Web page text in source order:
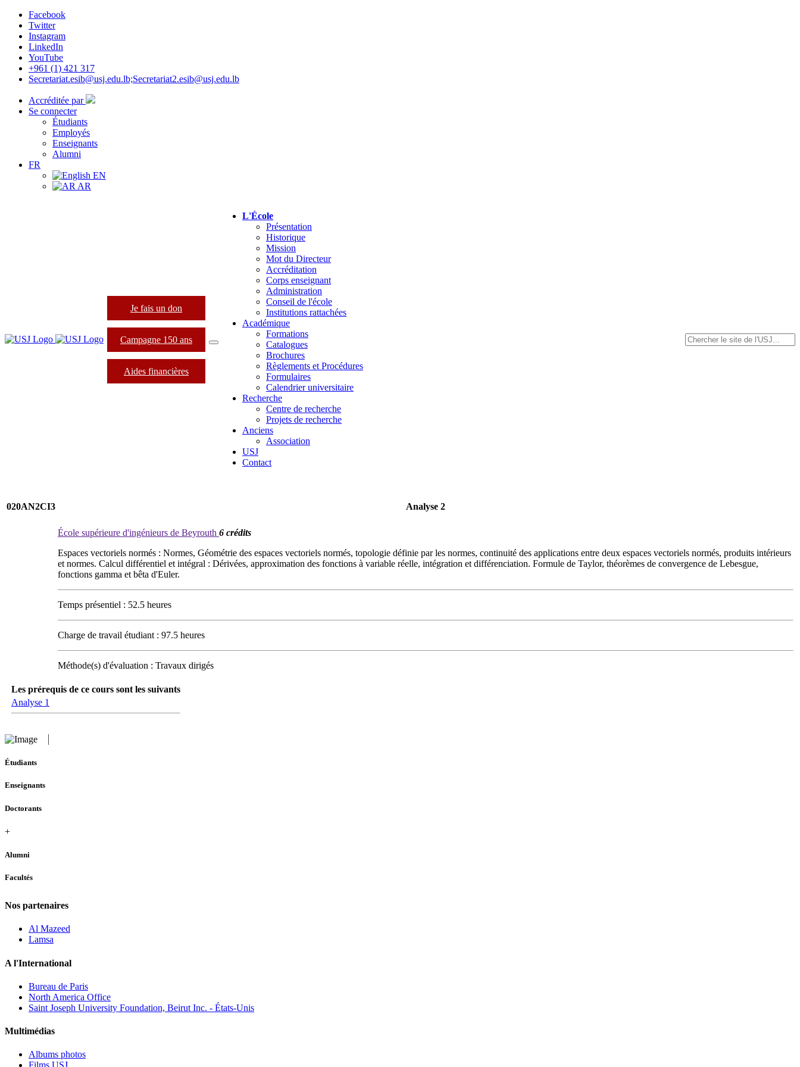
Facebook
Twitter
Instagram
LinkedIn
YouTube
+961 (1) 421 317
Secretariat.esib@usj.edu.lb;Secretariat2.esib@usj.edu.lb
Accréditée par
Se connecter
Étudiants
Employés
Enseignants
Alumni
FR
EN
AR
Je fais un don
Campagne 150 ans
Aides financières
L'École
Présentation
Historique
Mission
Mot du Directeur
Accréditation
Corps enseignant
Administration
Conseil de l'école
Institutions rattachées
Académique
Formations
Catalogues
Brochures
Règlements et Procédures
Formulaires
Calendrier universitaire
Recherche
Centre de recherche
Projets de recherche
Anciens
Association
USJ
Contact
020AN2CI3 Analyse 2
École supérieure d'ingénieurs de Beyrouth 6 crédits
Espaces vectoriels normés : Normes, Géométrie des espaces vectoriels normés, topologie définie par les normes, continuité des applications entre deux espaces vectoriels normés, produits intérieurs
et normes. Calcul différentiel et intégral : Dérivées, approximation des fonctions à variable réelle, intégration et différenciation. Formule de Taylor, théorèmes de convergence de Lebesgue,
fonctions gamma et bêta d'Euler.
Temps présentiel : 52.5 heures
Charge de travail étudiant : 97.5 heures
Méthode(s) d'évaluation : Travaux dirigés
Les prérequis de ce cours sont les suivants
Analyse 1
Étudiants
Enseignants
Doctorants
+
Alumni
Facultés
Nos partenaires
Al Mazeed
Lamsa
A l'International
Bureau de Paris
North America Office
Saint Joseph University Foundation, Beirut Inc. - États-Unis
Multimédias
Albums photos